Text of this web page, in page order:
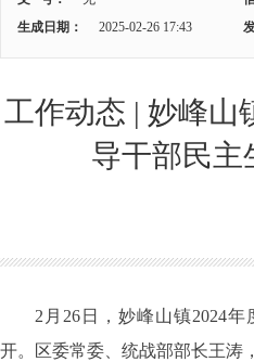
生成日期：
2025-02-26 17:43
工作动态 | 妙峰山
导干部民主
2月26日，妙峰山镇2024年
开。区委常委、统战部部长王涛